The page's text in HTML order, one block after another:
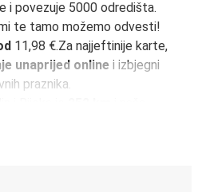
i povezuje 5000 odredišta.
te tamo možemo odvesti!
11,98 €.Za najjeftinije karte,
unaprijed online i izbjegni
praznika.